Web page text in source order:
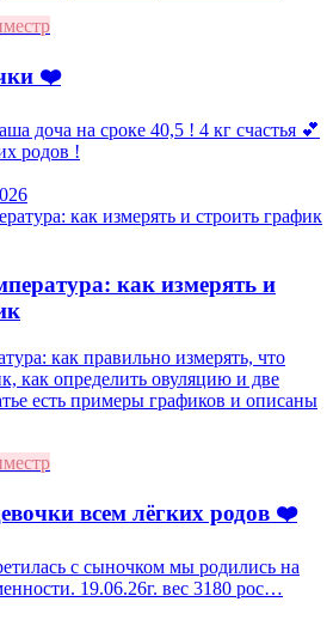
❤️
доча на сроке 40,5 ! 4 кг счастья 💕
родов !
как измерять и
как правильно измерять, что
как определить овуляцию и две
есть примеры графиков и описаны
всем лёгких родов ❤️
с сыночком мы родились на
19.06.26г. вес 3180 рос…